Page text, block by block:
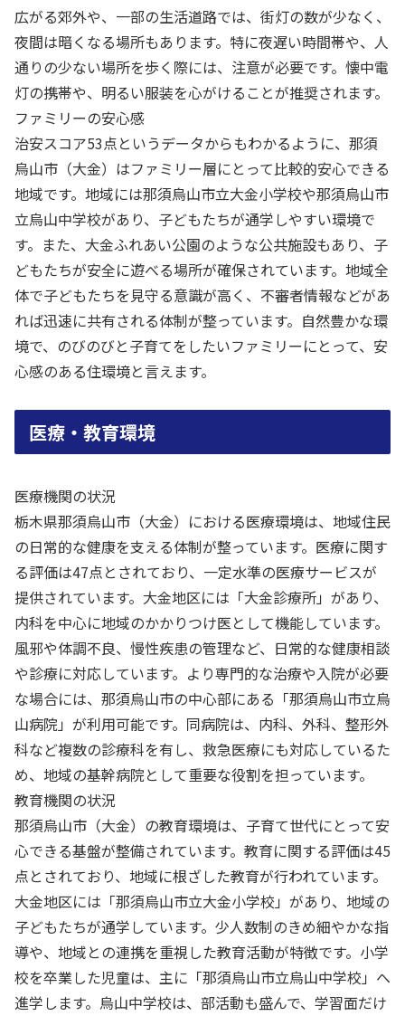
広がる郊外や、一部の生活道路では、街灯の数が少なく、
夜間は暗くなる場所もあります。特に夜遅い時間帯や、人
通りの少ない場所を歩く際には、注意が必要です。懐中電
灯の携帯や、明るい服装を心がけることが推奨されます。
ファミリーの安心感
治安スコア53点というデータからもわかるように、那須
烏山市（大金）はファミリー層にとって比較的安心できる
地域です。地域には那須烏山市立大金小学校や那須烏山市
立烏山中学校があり、子どもたちが通学しやすい環境で
す。また、大金ふれあい公園のような公共施設もあり、子
どもたちが安全に遊べる場所が確保されています。地域全
体で子どもたちを見守る意識が高く、不審者情報などがあ
れば迅速に共有される体制が整っています。自然豊かな環
境で、のびのびと子育てをしたいファミリーにとって、安
心感のある住環境と言えます。
医療・教育環境
医療機関の状況
栃木県那須烏山市（大金）における医療環境は、地域住民
の日常的な健康を支える体制が整っています。医療に関す
る評価は47点とされており、一定水準の医療サービスが
提供されています。大金地区には「大金診療所」があり、
内科を中心に地域のかかりつけ医として機能しています。
風邪や体調不良、慢性疾患の管理など、日常的な健康相談
や診療に対応しています。より専門的な治療や入院が必要
な場合には、那須烏山市の中心部にある「那須烏山市立烏
山病院」が利用可能です。同病院は、内科、外科、整形外
科など複数の診療科を有し、救急医療にも対応しているた
め、地域の基幹病院として重要な役割を担っています。
教育機関の状況
那須烏山市（大金）の教育環境は、子育て世代にとって安
心できる基盤が整備されています。教育に関する評価は45
点とされており、地域に根ざした教育が行われています。
大金地区には「那須烏山市立大金小学校」があり、地域の
子どもたちが通学しています。少人数制のきめ細やかな指
導や、地域との連携を重視した教育活動が特徴です。小学
校を卒業した児童は、主に「那須烏山市立烏山中学校」へ
進学します。烏山中学校は、部活動も盛んで、学習面だけ